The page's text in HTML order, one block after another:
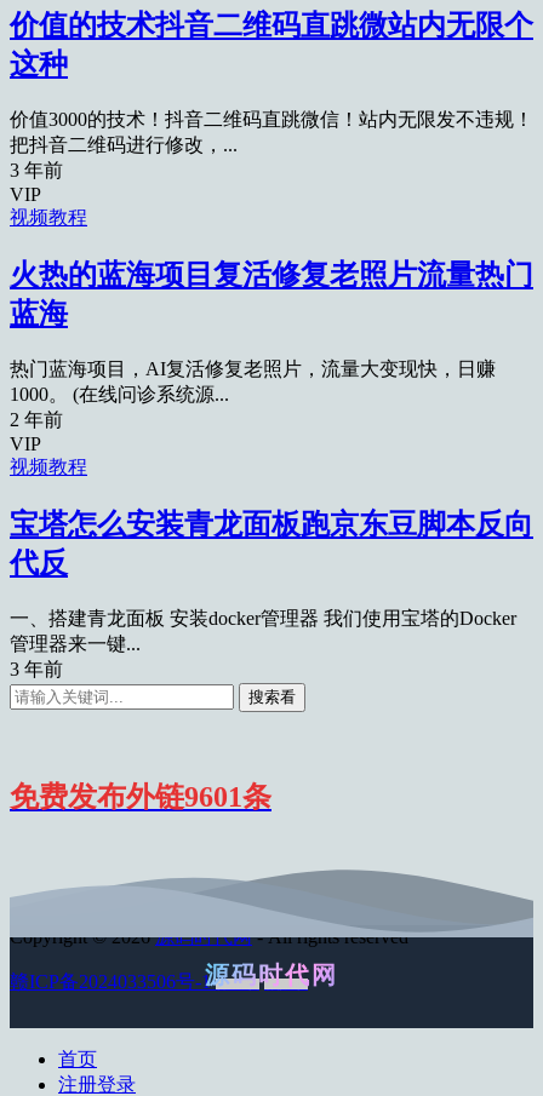
价值的技术抖音二维码直跳微站内无限个
这种
价值3000的技术！抖音二维码直跳微信！站内无限发不违规！
把抖音二维码进行修改，...
3 年前
VIP
视频教程
火热的蓝海项目复活修复老照片流量热门
蓝海
热门蓝海项目，AI复活修复老照片，流量大变现快，日赚
1000。 (在线问诊系统源...
2 年前
VIP
视频教程
宝塔怎么安装青龙面板跑京东豆脚本反向
代反
一、搭建青龙面板 安装docker管理器 我们使用宝塔的Docker
管理器来一键...
3 年前
搜索看
免费发布外链9601条
Copyright © 2026源码时代网- All rights reserved
赣ICP备2024033506号-1百度地图 谷歌地图
源码时代网
首页
注册登录